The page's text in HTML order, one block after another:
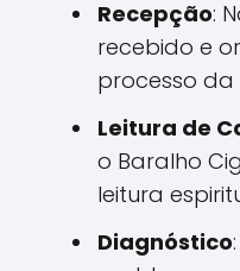
Recepção:
recebido e
processo da
Leitura de
o Baralho
leitura
Diagnóstico